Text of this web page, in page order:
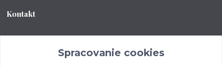
Kontakt
od 8:00 - do 16:00 hodSpracovanie cookies